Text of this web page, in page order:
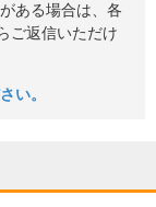
ある場合は、各
ご返信いただけ
い。